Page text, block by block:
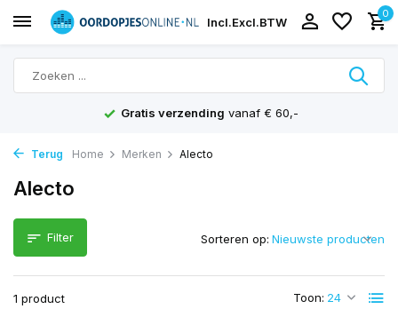
Incl.Excl.BTW
0
Gratis verzending vanaf € 60,-
Terug Home Merken Alecto
Alecto
Filter
1 product Toon:
Sorteren op: